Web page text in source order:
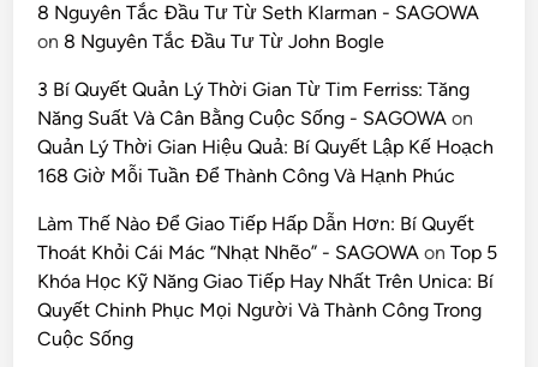
8 Nguyên Tắc Đầu Tư Từ Seth Klarman - SAGOWA
on 8 Nguyên Tắc Đầu Tư Từ John Bogle
3 Bí Quyết Quản Lý Thời Gian Từ Tim Ferriss: Tăng
Năng Suất Và Cân Bằng Cuộc Sống - SAGOWA on
Quản Lý Thời Gian Hiệu Quả: Bí Quyết Lập Kế Hoạch
168 Giờ Mỗi Tuần Để Thành Công Và Hạnh Phúc
Làm Thế Nào Để Giao Tiếp Hấp Dẫn Hơn: Bí Quyết
Thoát Khỏi Cái Mác “Nhạt Nhẽo” - SAGOWA onTop 5
Khóa Học Kỹ Năng Giao Tiếp Hay Nhất Trên Unica: Bí
Quyết Chinh Phục Mọi Người Và Thành Công Trong
Cuộc Sống